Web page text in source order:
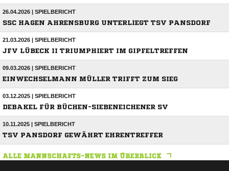
26.04.2026 | SPIELBERICHT
SSC HAGEN AHRENSBURG UNTERLIEGT TSV PANSDORF
21.03.2026 | SPIELBERICHT
JFV LÜBECK II TRIUMPHIERT IM GIPFELTREFFEN
09.03.2026 | SPIELBERICHT
EINWECHSELMANN MÜLLER TRIFFT ZUM SIEG
03.12.2025 | SPIELBERICHT
DEBAKEL FÜR BÜCHEN-SIEBENEICHENER SV
10.11.2025 | SPIELBERICHT
TSV PANSDORF GEWÄHRT EHRENTREFFER
ALLE MANNSCHAFTS-NEWS IM ÜBERBLICK